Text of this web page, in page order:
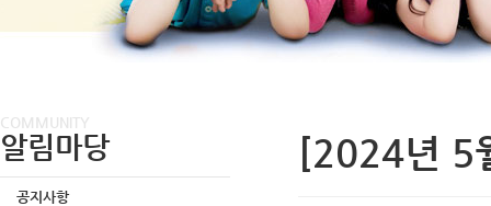
COMMUNITY
알림마당
공지사항
[2024년 5